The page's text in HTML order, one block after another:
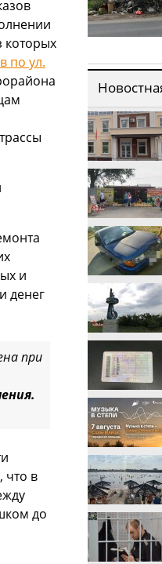
которых
по ул.
и
денег
при
что в
до